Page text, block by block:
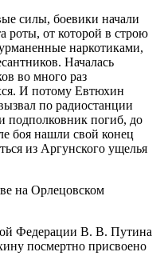
силы, боевики начали
роты, от которой в строю
наркотиками,
Началась
во много раз
И потому Евтюхин
по радиостанции
подполковник погиб, до
боя нашли свой конец
из Аргунского ущелья
на Орлецовском
Федерации В. В. Путина
посмертно присвоено